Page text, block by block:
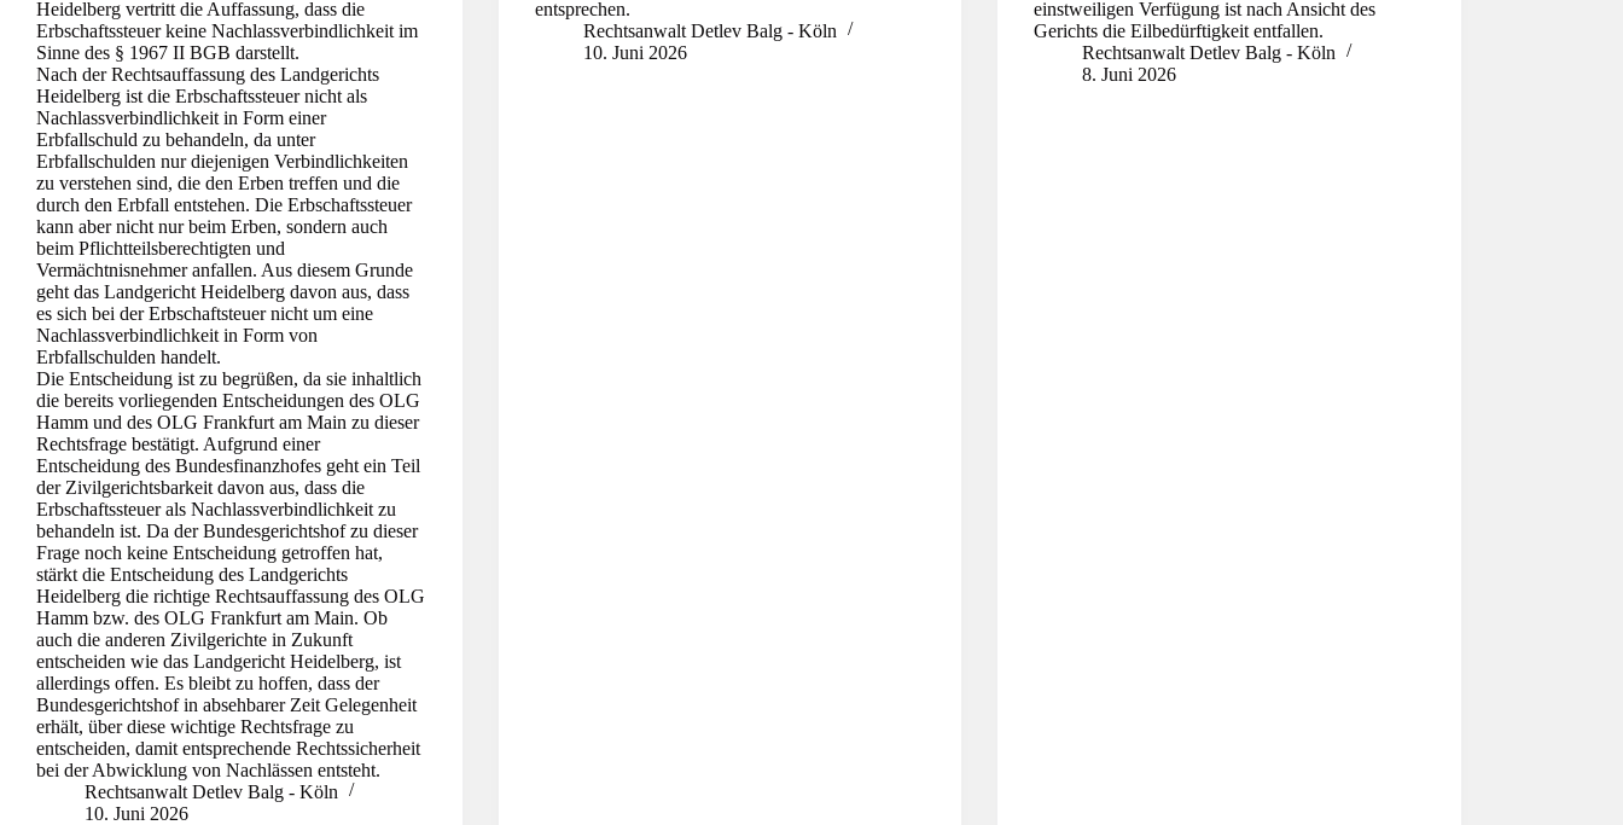
Heidelberg vertritt die Auffassung, dass die
Erbschaftssteuer keine Nachlassverbindlichkeit im
Sinne des § 1967 II BGB darstellt.
Nach der Rechtsauffassung des Landgerichts
Heidelberg ist die Erbschaftssteuer nicht als
Nachlassverbindlichkeit in Form einer
Erbfallschuld zu behandeln, da unter
Erbfallschulden nur diejenigen Verbindlichkeiten
zu verstehen sind, die den Erben treffen und die
durch den Erbfall entstehen. Die Erbschaftssteuer
kann aber nicht nur beim Erben, sondern auch
beim Pflichtteilsberechtigten und
Vermächtnisnehmer anfallen. Aus diesem Grunde
geht das Landgericht Heidelberg davon aus, dass
es sich bei der Erbschaftsteuer nicht um eine
Nachlassverbindlichkeit in Form von
Erbfallschulden handelt.
Die Entscheidung ist zu begrüßen, da sie inhaltlich
die bereits vorliegenden Entscheidungen des OLG
Hamm und des OLG Frankfurt am Main zu dieser
Rechtsfrage bestätigt. Aufgrund einer
Entscheidung des Bundesfinanzhofes geht ein Teil
der Zivilgerichtsbarkeit davon aus, dass die
Erbschaftssteuer als Nachlassverbindlichkeit zu
behandeln ist. Da der Bundesgerichtshof zu dieser
Frage noch keine Entscheidung getroffen hat,
stärkt die Entscheidung des Landgerichts
Heidelberg die richtige Rechtsauffassung des OLG
Hamm bzw. des OLG Frankfurt am Main. Ob
auch die anderen Zivilgerichte in Zukunft
entscheiden wie das Landgericht Heidelberg, ist
allerdings offen. Es bleibt zu hoffen, dass der
Bundesgerichtshof in absehbarer Zeit Gelegenheit
erhält, über diese wichtige Rechtsfrage zu
entscheiden, damit entsprechende Rechtssicherheit
bei der Abwicklung von Nachlässen entsteht.
Rechtsanwalt Detlev Balg - Köln
10. Juni 2026
entsprechen.
Rechtsanwalt Detlev Balg - Köln
10. Juni 2026
einstweiligen Verfügung ist nach Ansicht des
Gerichts die Eilbedürftigkeit entfallen.
Rechtsanwalt Detlev Balg - Köln
8. Juni 2026